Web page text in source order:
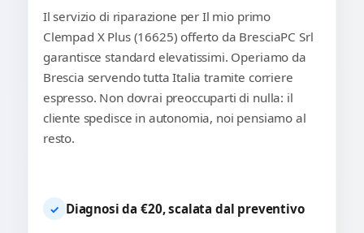
Il servizio di riparazione per Il mio primo
Clempad X Plus (16625) offerto da BresciaPC Srl
garantisce standard elevatissimi. Operiamo da
Brescia servendo tutta Italia tramite corriere
espresso. Non dovrai preoccuparti di nulla: il
cliente spedisce in autonomia, noi pensiamo al
resto.
✓ Diagnosi da €20, scalata dal preventivo